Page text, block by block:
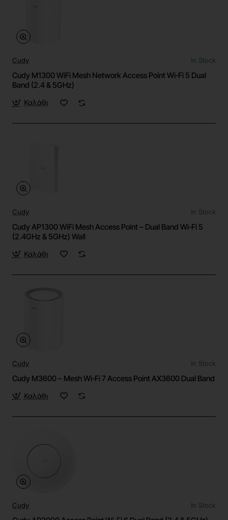
Cudy In Stock
Cudy M1300 WiFi Mesh Network Access Point Wi‑Fi 5 Dual
Band (2.4 & 5GHz)
Καλάθι
Cudy In Stock
Cudy AP1300 WiFi Mesh Access Point – Dual Band Wi‑Fi 5
(2.4GHz & 5GHz) Wall
Καλάθι
Cudy In Stock
Cudy M3600 – Mesh Wi‑Fi 7 Access Point AX3600 Dual Band
Καλάθι
Cudy In Stock